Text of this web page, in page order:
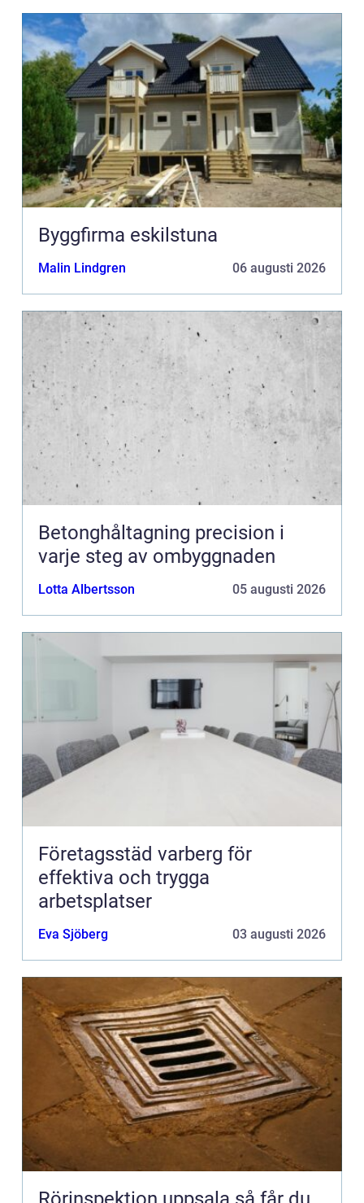
Byggfirma eskilstuna
Malin Lindgren 06 augusti 2026
Betonghåltagning precision i
varje steg av ombyggnaden
Lotta Albertsson 05 augusti 2026
Företagsstäd varberg för
effektiva och trygga
arbetsplatser
Eva Sjöberg 03 augusti 2026